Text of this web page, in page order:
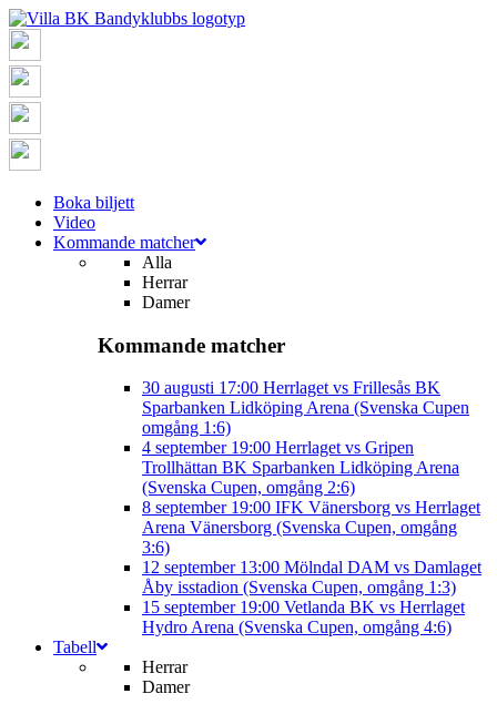
Boka biljett
Video
Kommande matcher
Alla
Herrar
Damer
Kommande matcher
30 augusti 17:00 Herrlaget vs Frillesås BK
Sparbanken Lidköping Arena (Svenska Cupen
omgång 1:6)
4 september 19:00 Herrlaget vs Gripen
Trollhättan BK Sparbanken Lidköping Arena
(Svenska Cupen, omgång 2:6)
8 september 19:00 IFK Vänersborg vs Herrlaget
Arena Vänersborg (Svenska Cupen, omgång
3:6)
12 september 13:00 Mölndal DAM vs Damlaget
Åby isstadion (Svenska Cupen, omgång 1:3)
15 september 19:00 Vetlanda BK vs Herrlaget
Hydro Arena (Svenska Cupen, omgång 4:6)
Tabell
Herrar
Damer